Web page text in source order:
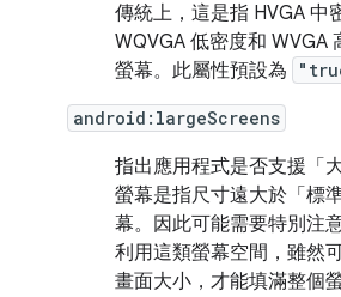
傳統上，這是指 HVGA 中
WQVGA 低密度和 WVGA
螢幕。此屬性預設為
android:largeScreens
指出應用程式是否支援「
螢幕是指尺寸遠大於「標
幕。因此可能需要特別注
利用這類螢幕空間，雖然
畫面大小，才能填滿整個螢